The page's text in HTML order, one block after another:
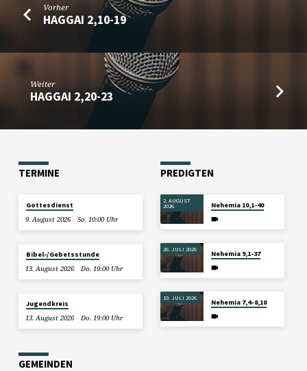
Vorher
HAGGAI 2,10-19
Weiter
HAGGAI 2,20-23
TERMINE
Gottesdienst
9. August 2026
So. 10:00 Uhr
Bibel-/Gebetsstunde
13. August 2026
Do. 19:00 Uhr
Jugendkreis
13. August 2026
Do. 19:00 Uhr
PREDIGTEN
2. AUGUST
2026 Nehemia 10,1-40
26. JULI 2026
Nehemia 9,1-37
19. JULI 2026
Nehemia 7,4–8,18
GEMEINDEN